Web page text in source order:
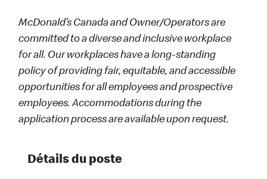
McDonald’s Canada and Owner/Operators are
committed to a diverse and inclusive workplace
for all. Our workplaces have a long-standing
policy of providing fair, equitable, and accessible
opportunities for all employees and prospective
employees. Accommodations during the
application process are available upon request.
Détails du poste